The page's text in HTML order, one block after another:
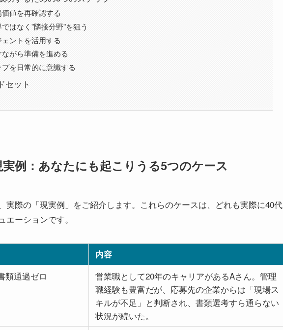
値を再確認する
はなく”隣接分野”を狙う
ントを活用する
がら準備を進める
を日常的に意識する
セット
例：あなたにも起こりうる5つのケース
実際の「現実例」をご紹介します。これらのケースは、どれも実際に40代
ーションです。
内容
類通過ゼロ
営業職として20年のキャリアがあるAさん。管理
職経験も豊富だが、応募先の企業からは「現場ス
キルが不足」と判断され、書類選考すら通らない
状況が続いた。